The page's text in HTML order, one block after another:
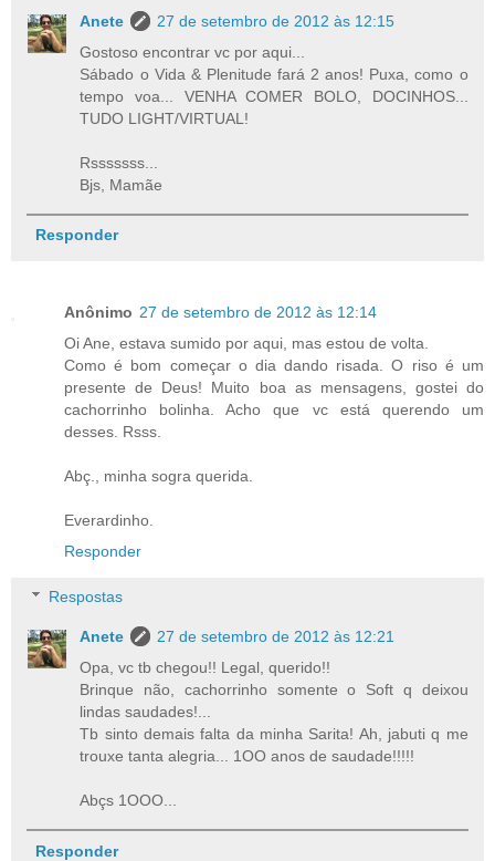
Anete
27 de setembro de 2012 às 12:15
Gostoso encontrar vc por aqui...
Sábado o Vida & Plenitude fará 2 anos! Puxa, como o
tempo voa... VENHA COMER BOLO, DOCINHOS...
TUDO LIGHT/VIRTUAL!
Rsssssss...
Bjs, Mamãe
Responder
Anônimo 27 de setembro de 2012 às 12:14
Oi Ane, estava sumido por aqui, mas estou de volta.
Como é bom começar o dia dando risada. O riso é um
presente de Deus! Muito boa as mensagens, gostei do
cachorrinho bolinha. Acho que vc está querendo um
desses. Rsss.
Abç., minha sogra querida.
Everardinho.
Responder
Respostas
Anete
27 de setembro de 2012 às 12:21
Opa, vc tb chegou!! Legal, querido!!
Brinque não, cachorrinho somente o Soft q deixou
lindas saudades!...
Tb sinto demais falta da minha Sarita! Ah, jabuti q me
trouxe tanta alegria... 1OO anos de saudade!!!!!
Abçs 1OOO...
Responder